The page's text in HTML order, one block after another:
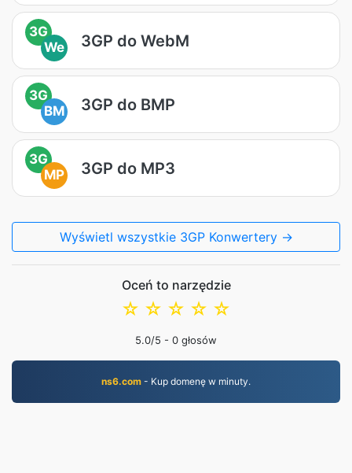
3G
We
3GP do WebM
3G
BM
3GP do BMP
3G
MP
3GP do MP3
Wyświetl wszystkie 3GP Konwertery →
Oceń to narzędzie
☆
☆
☆
☆
☆
5.0/5 - 0 głosów
ns6.com - Kup domenę w minuty.